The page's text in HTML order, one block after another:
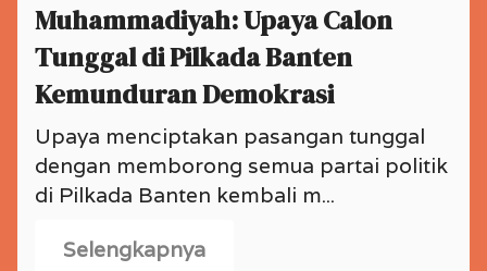
Muhammadiyah: Upaya Calon
Tunggal di Pilkada Banten
Kemunduran Demokrasi
Upaya menciptakan pasangan tunggal
dengan memborong semua partai politik
di Pilkada Banten kembali m...
Selengkapnya